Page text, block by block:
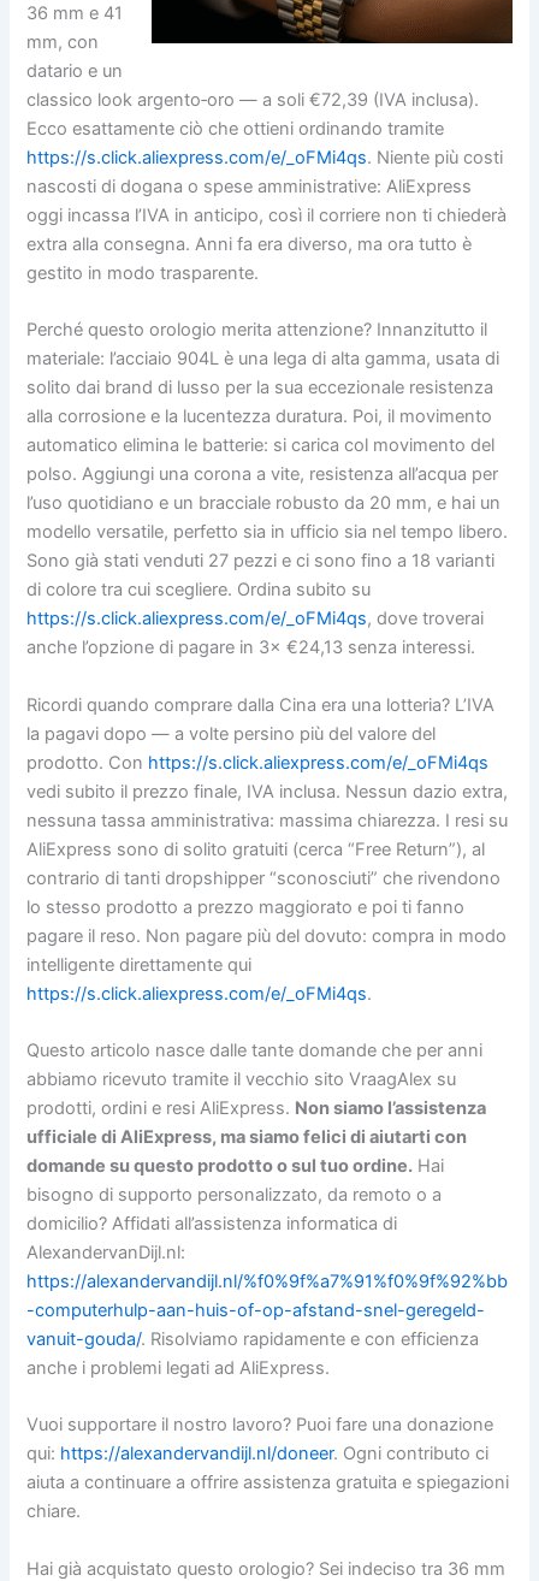
36 mm e 41
mm, con
datario e un
classico look argento‑oro — a soli €72,39 (IVA inclusa).
Ecco esattamente ciò che ottieni ordinando tramite
https://s.click.aliexpress.com/e/_oFMi4qs. Niente più costi
nascosti di dogana o spese amministrative: AliExpress
oggi incassa l’IVA in anticipo, così il corriere non ti chiederà
extra alla consegna. Anni fa era diverso, ma ora tutto è
gestito in modo trasparente.
Perché questo orologio merita attenzione? Innanzitutto il
materiale: l’acciaio 904L è una lega di alta gamma, usata di
solito dai brand di lusso per la sua eccezionale resistenza
alla corrosione e la lucentezza duratura. Poi, il movimento
automatico elimina le batterie: si carica col movimento del
polso. Aggiungi una corona a vite, resistenza all’acqua per
l’uso quotidiano e un bracciale robusto da 20 mm, e hai un
modello versatile, perfetto sia in ufficio sia nel tempo libero.
Sono già stati venduti 27 pezzi e ci sono fino a 18 varianti
di colore tra cui scegliere. Ordina subito su
https://s.click.aliexpress.com/e/_oFMi4qs, dove troverai
anche l’opzione di pagare in 3× €24,13 senza interessi.
Ricordi quando comprare dalla Cina era una lotteria? L’IVA
la pagavi dopo — a volte persino più del valore del
prodotto. Con https://s.click.aliexpress.com/e/_oFMi4qs
vedi subito il prezzo finale, IVA inclusa. Nessun dazio extra,
nessuna tassa amministrativa: massima chiarezza. I resi su
AliExpress sono di solito gratuiti (cerca “Free Return”), al
contrario di tanti dropshipper “sconosciuti” che rivendono
lo stesso prodotto a prezzo maggiorato e poi ti fanno
pagare il reso. Non pagare più del dovuto: compra in modo
intelligente direttamente qui
https://s.click.aliexpress.com/e/_oFMi4qs.
Questo articolo nasce dalle tante domande che per anni
abbiamo ricevuto tramite il vecchio sito VraagAlex su
prodotti, ordini e resi AliExpress. Non siamo l’assistenza
ufficiale di AliExpress, ma siamo felici di aiutarti con
domande su questo prodotto o sul tuo ordine. Hai
bisogno di supporto personalizzato, da remoto o a
domicilio? Affidati all’assistenza informatica di
AlexandervanDijl.nl:
https://alexandervandijl.nl/%f0%9f%a7%91%f0%9f%92%bb
-computerhulp-aan-huis-of-op-afstand-snel-geregeld-
vanuit-gouda/. Risolviamo rapidamente e con efficienza
anche i problemi legati ad AliExpress.
Vuoi supportare il nostro lavoro? Puoi fare una donazione
qui: https://alexandervandijl.nl/doneer. Ogni contributo ci
aiuta a continuare a offrire assistenza gratuita e spiegazioni
chiare.
Hai già acquistato questo orologio? Sei indeciso tra 36 mm